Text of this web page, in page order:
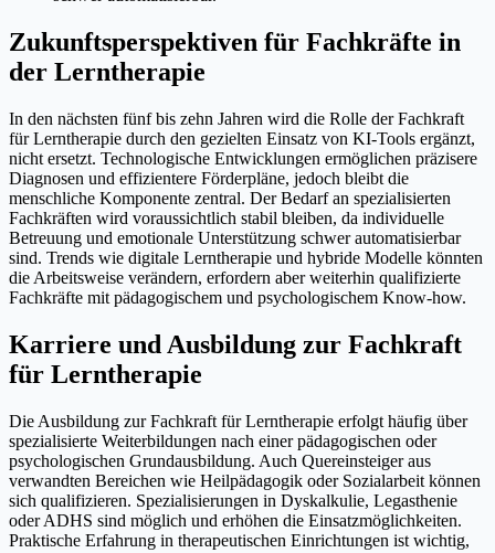
Zukunftsperspektiven für Fachkräfte in
der Lerntherapie
In den nächsten fünf bis zehn Jahren wird die Rolle der Fachkraft
für Lerntherapie durch den gezielten Einsatz von KI-Tools ergänzt,
nicht ersetzt. Technologische Entwicklungen ermöglichen präzisere
Diagnosen und effizientere Förderpläne, jedoch bleibt die
menschliche Komponente zentral. Der Bedarf an spezialisierten
Fachkräften wird voraussichtlich stabil bleiben, da individuelle
Betreuung und emotionale Unterstützung schwer automatisierbar
sind. Trends wie digitale Lerntherapie und hybride Modelle könnten
die Arbeitsweise verändern, erfordern aber weiterhin qualifizierte
Fachkräfte mit pädagogischem und psychologischem Know-how.
Karriere und Ausbildung zur Fachkraft
für Lerntherapie
Die Ausbildung zur Fachkraft für Lerntherapie erfolgt häufig über
spezialisierte Weiterbildungen nach einer pädagogischen oder
psychologischen Grundausbildung. Auch Quereinsteiger aus
verwandten Bereichen wie Heilpädagogik oder Sozialarbeit können
sich qualifizieren. Spezialisierungen in Dyskalkulie, Legasthenie
oder ADHS sind möglich und erhöhen die Einsatzmöglichkeiten.
Praktische Erfahrung in therapeutischen Einrichtungen ist wichtig,